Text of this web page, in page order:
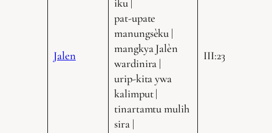
Jalen
iku |
pat-upate
manungsèku |
mangkya Jalèn
wardinira |
urip-kita ywa
kalimput |
tinartamtu mulih
sira |
III:235.19